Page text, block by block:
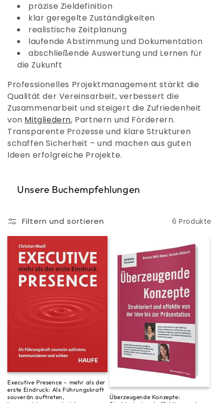
präzise Zieldefinition
klar geregelte Zuständigkeiten
realistische Zeitplanung
laufende Abstimmung und Dokumentation
abschließende Auswertung und Lernen für
die Zukunft
Professionelles Projektmanagement stärkt die
Qualität der Vereinsarbeit, verbessert die
Zusammenarbeit und steigert die Zufriedenheit
von Mitgliedern, Partnern und Förderern.
Transparente Prozesse und klare Strukturen
schaffen Sicherheit – und machen aus guten
Ideen erfolgreiche Projekte.
Unsere Buchempfehlungen
Filtern und sortieren 6 Produkte
Executive Presence – mehr als der
erste Eindruck: Als Führungskraft
souverän auftreten,
Überzeugende Konzepte: